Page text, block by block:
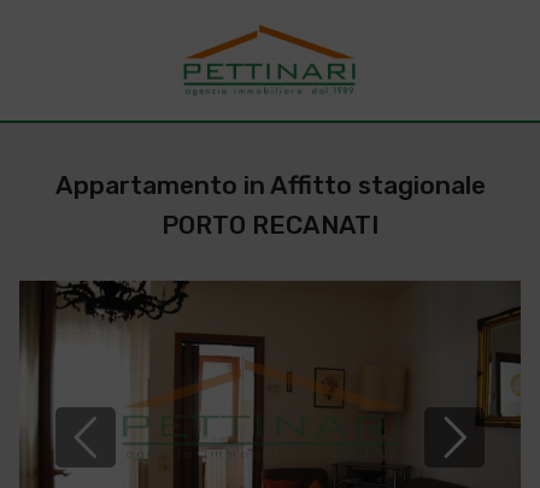
Appartamento in Affitto stagionale
PORTO RECANATI